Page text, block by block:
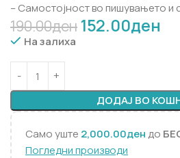
– Самостојност во пишувањето и
190.00ден 152.00ден
На залиха
ДОДАЈ ВО
Само уште 2,000.00дендо
Погледни производи